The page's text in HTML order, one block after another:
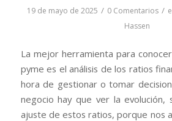
19 de mayo de 2025 / 0 Comentarios /
Hassen
La mejor herramienta para
pyme es el análisis de los ratios
hora de gestionar o tomar
negocio hay que ver la evolución,
ajuste de estos ratios, porque nos